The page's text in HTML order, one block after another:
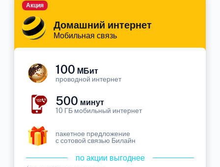
Домашний интернет
Мобильная связь
Акция
100 МБит
проводной интернет
500 минут
10 ГБ мобильный интернет
пакетное предложение
с сотовой связью Билайн
по акции выгоднее